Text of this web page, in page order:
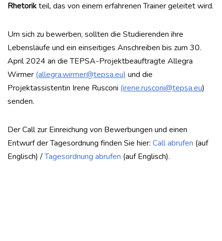
Rhetorikteil, das von einem erfahrenen Trainer geleitet wird.
Um sich zu bewerben, sollten die Studierenden ihre
Lebensläufe und ein einseitiges Anschreiben bis zum 30.
April 2024 an die TEPSA-Projektbeauftragte Allegra
Wirmer (allegra.wirmer@tepsa.eu) und die
Projektassistentin Irene Rusconi (irene.rusconi@tepsa.eu)
senden.
Der Call zur Einreichung von Bewerbungen und einen
Entwurf der Tagesordnung finden Sie hier: Call abrufen (auf
Englisch) /Tagesordnung abrufen (auf Englisch).